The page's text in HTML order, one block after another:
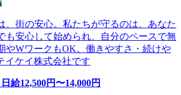
、街の安心。私たちが守るのは、あなた
も安心して始められ、自分のペースで無
やWワークもOK。働きやすさ・続けや
イケイ株式会社です
日給12,500円〜14,000円